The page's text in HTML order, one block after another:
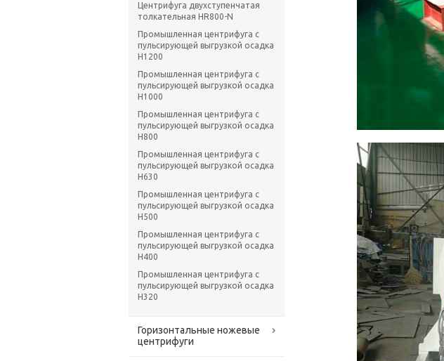
Центрифуга двухступенчатая
толкательная HR800-N
Промышленная центрифуга с
пульсирующей выгрузкой осадка
H1200
Промышленная центрифуга с
пульсирующей выгрузкой осадка
H1000
Промышленная центрифуга с
пульсирующей выгрузкой осадка
H800
Промышленная центрифуга с
пульсирующей выгрузкой осадка
H630
Промышленная центрифуга с
пульсирующей выгрузкой осадка
H500
Промышленная центрифуга с
пульсирующей выгрузкой осадка
H400
Промышленная центрифуга с
пульсирующей выгрузкой осадка
H320
Горизонтальные ножевые
центрифуги